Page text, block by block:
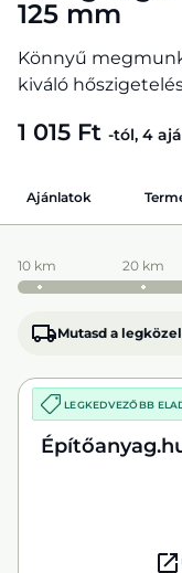
125 mm
Könnyű
kiváló
1 015 Ft -tól, 4
Ajánlatok
10 km 20 km
Mutasd a
LEGKEDVEZŐBB